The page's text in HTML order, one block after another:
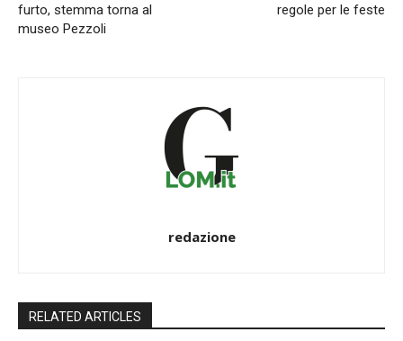
furto, stemma torna al
museo Pezzoli
regole per le feste
redazione
RELATED ARTICLES